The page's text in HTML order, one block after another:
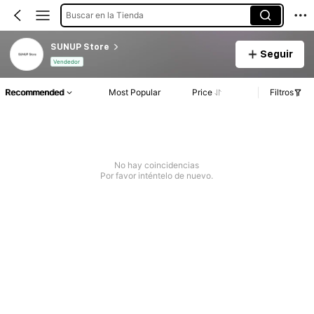
Buscar en la Tienda
SUNUP Store
Vendedor
Seguir
Recommended Most Popular Price Filtros
No hay coincidencias
Por favor inténtelo de nuevo.